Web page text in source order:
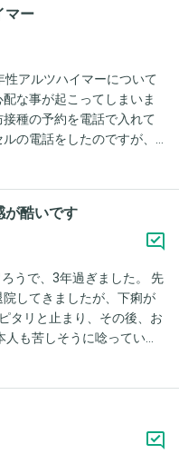
があき、出てくるなり
ったんかな。」と独り言
事。病院に行きＣＴをと
呂場の行動もあるので後
。今思い返せば、手の震
れると１度言っていたこ
室の部屋で孫にアパート
マー
アルツハイマーについて
な事が起こってしまいま
種の予約を電話で入れて
の電話をしたのですが、
が予約した事は確実に覚
が、タッチパネルで１つ
ました。ポンポンポンと押
間違えてるはずはないとお
押したのだろうか。。と
安感にかられ辛く、楽し
なに毎日不安感で辛いの
感が強いタイプで何か小
ルツハイマーのドラマを
があるからと思っていたの
が酷いです
うで、3年過ぎました。 先
してきましたが、下痢が
タリと止まり、その後、お
も苦しそうに唸っていま
けているガーゼに、黒い
なものは何か考えられま